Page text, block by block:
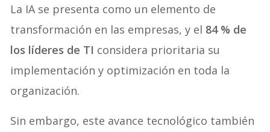
La IA se presenta como un elemento de
transformación en las empresas, y el 84 % de
los líderes de TI considera prioritaria su
implementación y optimización en toda la
organización.
Sin embargo, este avance tecnológico también